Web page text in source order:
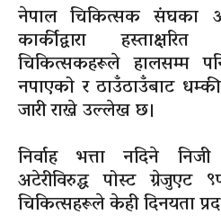
नेपाल चिकित्सक संघका
कार्कीद्वारा
चिकित्सकहरूले हालसम्म
नपाएको र ठाउँठाउँबाट
जारी राख्ने उल्लेख छ।
निर्वाह भत्ता नदिने
अटेरीविरुद्ध पोस्ट ग्रेजुएट
चिकित्सहरूले केही दिनयता